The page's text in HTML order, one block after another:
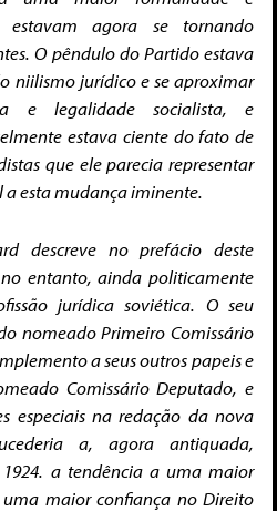
agora se tornando
O pêndulo do Partido estava
niilismo jurídico e se aproximar
e legalidade socialista, e
estava ciente do fato de
que ele parecia representar
esta mudança iminente.
descreve no prefácio deste
entanto, ainda politicamente
jurídica soviética. O seu
nomeado Primeiro Comissário
a seus outros papeis e
Comissário Deputado, e
especiais na redação da nova
a, agora antiquada,
1924. a tendência a uma maior
maior confiança no Direito